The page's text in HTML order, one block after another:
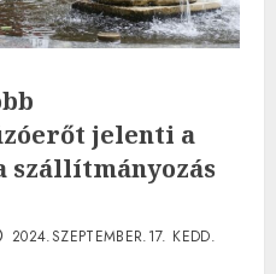
jelenti a
szállítmányozás
2024.SZEPTEMBER.17. KEDD.